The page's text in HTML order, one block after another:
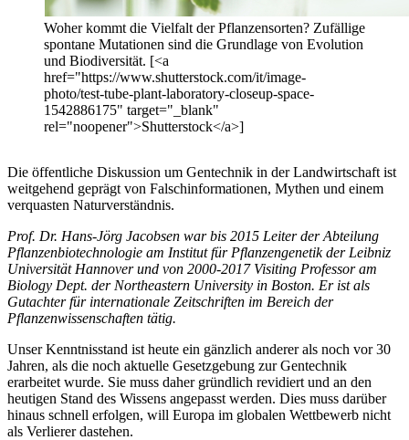
Woher kommt die Vielfalt der Pflanzensorten? Zufällige
spontane Mutationen sind die Grundlage von Evolution
und Biodiversität. [<a
href="https://www.shutterstock.com/it/image-
photo/test-tube-plant-laboratory-closeup-space-
1542886175" target="_blank"
rel="noopener">Shutterstock</a>]
Die öffentliche Diskussion um Gentechnik in der Landwirtschaft ist
weitgehend geprägt von Falschinformationen, Mythen und einem
verquasten Naturverständnis.
Prof. Dr. Hans-Jörg Jacobsen war bis 2015 Leiter der Abteilung
Pflanzenbiotechnologie am Institut für Pflanzengenetik der Leibniz
Universität Hannover und von 2000-2017 Visiting Professor am
Biology Dept. der Northeastern University in Boston. Er ist als
Gutachter für internationale Zeitschriften im Bereich der
Pflanzenwissenschaften tätig.
Unser Kenntnisstand ist heute ein gänzlich anderer als noch vor 30
Jahren, als die noch aktuelle Gesetzgebung zur Gentechnik
erarbeitet wurde. Sie muss daher gründlich revidiert und an den
heutigen Stand des Wissens angepasst werden. Dies muss darüber
hinaus schnell erfolgen, will Europa im globalen Wettbewerb nicht
als Verlierer dastehen.